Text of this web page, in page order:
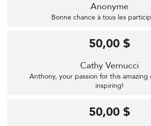
Anonyme
Bonne chance à tous les
Cathy Vernucci
Anthony, your passion for this amazing
inspiring!
50,00 $
50,00 $